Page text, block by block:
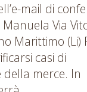
mail di
Via
Marittimo (Li)
casi di
merce. In